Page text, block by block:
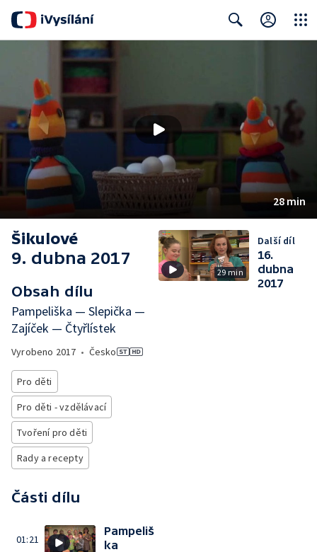
28 min
Šikulové
9. dubna 2017
Obsah dílu
Pampeliška — Slepička —
Zajíček — Čtyřlístek
Vyrobeno 2017 • Česko
Pro děti
Pro děti - vzdělávací
Tvoření pro děti
Rady a recepty
Části dílu
01:21
Pampeliš
ka
29 min
Další díl
16.
dubna
2017